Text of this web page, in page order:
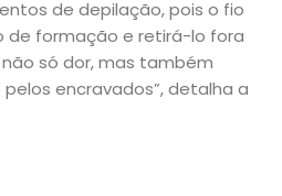
de depilação, pois o fio
de formação e retirá-lo fora
só dor, mas também
encravados”, detalha a